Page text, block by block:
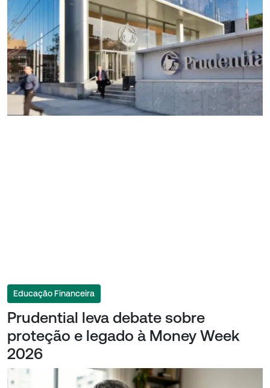
Educação Financeira
Prudential leva debate sobre
proteção e legado à Money Week
2026